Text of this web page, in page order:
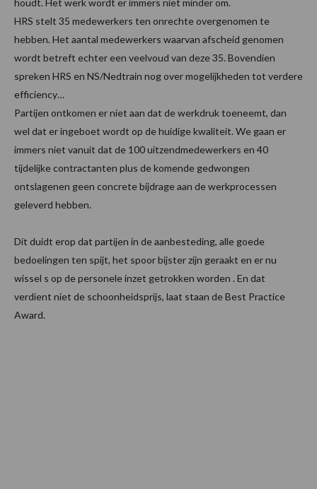
houdt. Het werk wordt er immers niet minder om.
HRS stelt 35 medewerkers ten onrechte overgenomen te
hebben. Het aantal medewerkers waarvan afscheid genomen
wordt betreft echter een veelvoud van deze 35. Bovendien
spreken HRS en NS/Nedtrain nog over mogelijkheden tot verdere
efficiency…
Partijen ontkomen er niet aan dat de werkdruk toeneemt, dan
wel dat er ingeboet wordt op de huidige kwaliteit. We gaan er
immers niet vanuit dat de 100 uitzendmedewerkers en 40
tijdelijke contractanten plus de komende gedwongen
ontslagenen geen concrete bijdrage aan de werkprocessen
geleverd hebben.
Dit duidt erop dat partijen in de aanbesteding, alle goede
bedoelingen ten spijt, het spoor bijster zijn geraakt en er nu
wissel s op de personele inzet getrokken worden . En dat
verdient niet de schoonheidsprijs, laat staan de Best Practice
Award.